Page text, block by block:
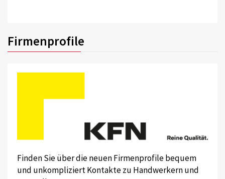
Firmenprofile
Finden Sie über die neuen Firmenprofile bequem
und unkompliziert Kontakte zu Handwerkern und